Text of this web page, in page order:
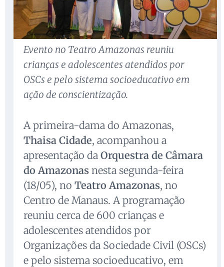
Evento no Teatro Amazonas reuniu
crianças e adolescentes atendidos por
OSCs e pelo sistema socioeducativo em
ação de conscientização.
A primeira-dama do Amazonas,
Thaisa Cidade, acompanhou a
apresentação da Orquestra de Câmara
do Amazonas nesta segunda-feira
(18/05), no Teatro Amazonas, no
Centro de Manaus. A programação
reuniu cerca de 600 crianças e
adolescentes atendidos por
Organizações da Sociedade Civil (OSCs)
e pelo sistema socioeducativo, em